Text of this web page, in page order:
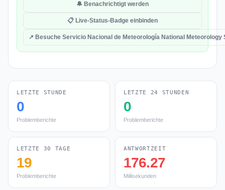
🔔 Benachrichtigt werden
📋 Live-Status-Badge einbinden
↗ Besuche Servicio Nacional de Meteorología National Meteorology
LETZTE STUNDE
0
Problemberichte
LETZTE 24 STUNDEN
0
Problemberichte
LETZTE 30 TAGE
19
Problemberichte
ANTWORTZEIT
176.27
Millisekunden